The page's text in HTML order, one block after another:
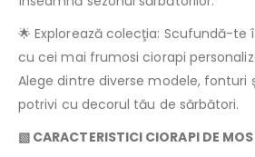
🌟 Explorează colecţia: Scufundă-
cu cei mai frumosi ciorapi
Alege dintre diverse modele, fonturi
potrivi cu decorul tău de sărbători.
▧ CARACTERISTICI CIORAPI DE